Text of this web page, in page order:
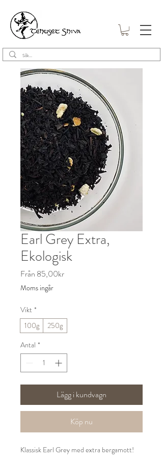
Earl Grey Extra,
Ekologisk
Från 85,00krReapris
Moms ingår
Vikt *
100g
250g
Antal *
Lägg i kundvagn
Köp nu
Klassisk Earl Grey med extra bergamott!